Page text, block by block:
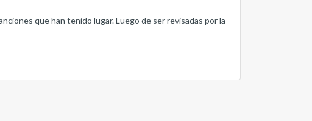
que han tenido lugar. Luego de ser revisadas por la